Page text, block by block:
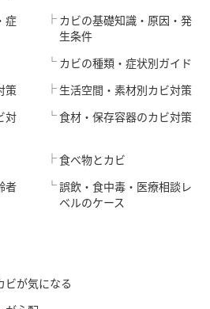
症
カビの基礎知識・原因・発
生条件
カビの種類・症状別ガイド
策
対
生活空間・素材別カビ対策
食材・保存容器のカビ対策
者
食べ物とカビ
誤飲・食中毒・医療相談レ
ベルのケース
ビが気になる